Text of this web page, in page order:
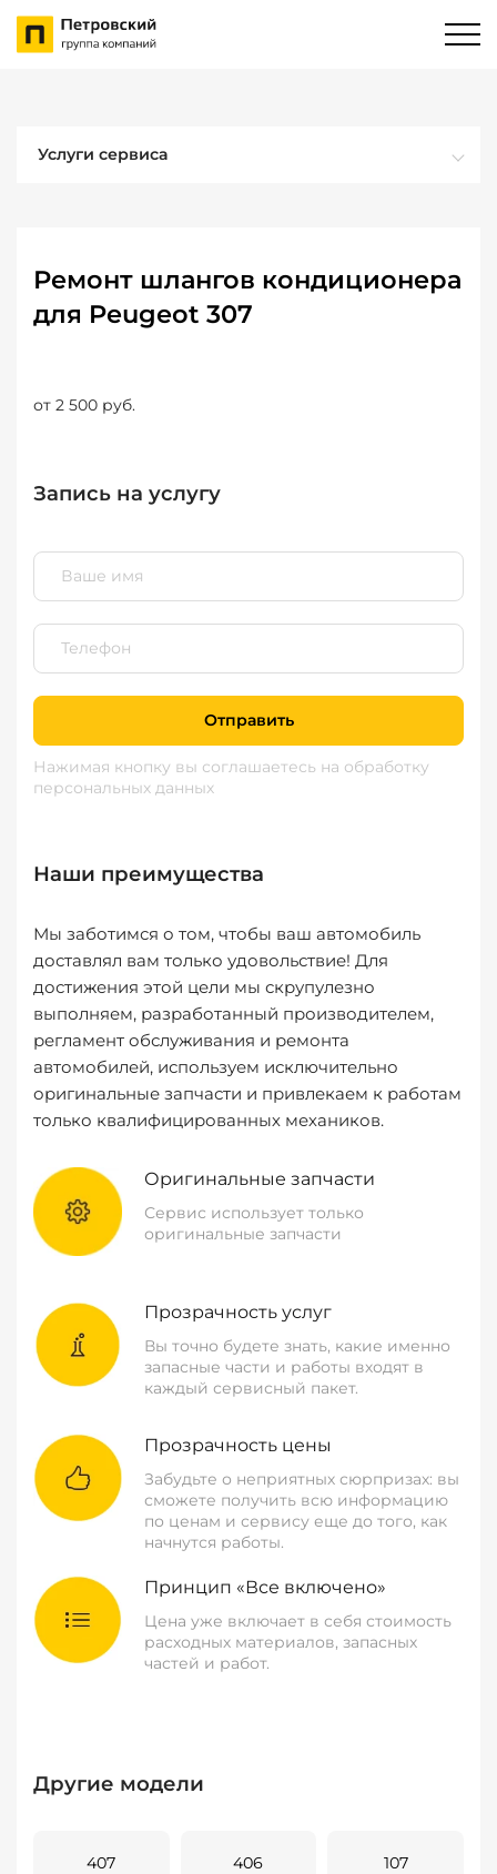
Услуги сервиса
Ремонт шлангов кондиционера
для Peugeot 307
от 2 500 руб.
Запись на услугу
Отправить
Нажимая кнопку вы соглашаетесь на обработку
персональных данных
Наши преимущества
Мы заботимся о том, чтобы ваш автомобиль
доставлял вам только удовольствие! Для
достижения этой цели мы скрупулезно
выполняем, разработанный производителем,
регламент обслуживания и ремонта
автомобилей, используем исключительно
оригинальные запчасти и привлекаем к работам
только квалифицированных механиков.
Оригинальные запчасти
Сервис использует только
оригинальные запчасти
Прозрачность услуг
Вы точно будете знать, какие именно
запасные части и работы входят в
каждый сервисный пакет.
Прозрачность цены
Забудьте о неприятных сюрпризах: вы
сможете получить всю информацию
по ценам и сервису еще до того, как
начнутся работы.
Принцип «Все включено»
Цена уже включает в себя стоимость
расходных материалов, запасных
частей и работ.
Другие модели
407 406 107